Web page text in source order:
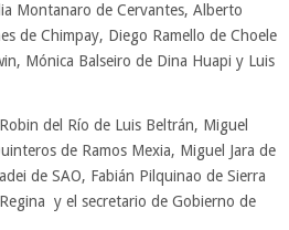
Montanaro de Cervantes, Alberto
de Chimpay, Diego Ramello de Choele
Mónica Balseiro de Dina Huapi y Luis
del Río de Luis Beltrán, Miguel
de Ramos Mexia, Miguel Jara de
de SAO, Fabián Pilquinao de Sierra
y el secretario de Gobierno de